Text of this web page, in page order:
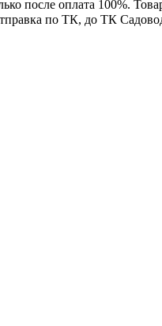
после оплата 100%.
по ТК, до ТК